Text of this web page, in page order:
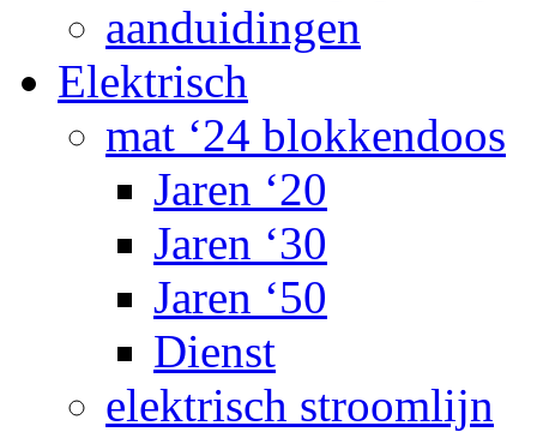
aanduidingen
Elektrisch
mat ‘24 blokkendoos
Jaren ‘20
Jaren ‘30
Jaren ‘50
Dienst
elektrisch stroomlijn